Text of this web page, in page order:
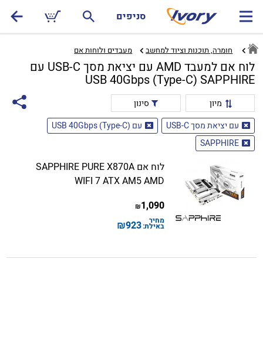
סניפים
חומרה, תוכנות וציוד למחשב מעבדים ולוחות אם‏
לוח אם למעבד AMD עם יציאת מסך USB-C עם
USB 40Gbps (Type-C) SAPPHIRE
מיון
סינון
עם יציאת מסך USB-C
עם USB 40Gbps (Type-C)
SAPPHIRE
לוח אם SAPPHIRE PURE X870A
WIFI 7 ATX AM5 AMD
1,090
₪
מחיר
באילת:923
₪